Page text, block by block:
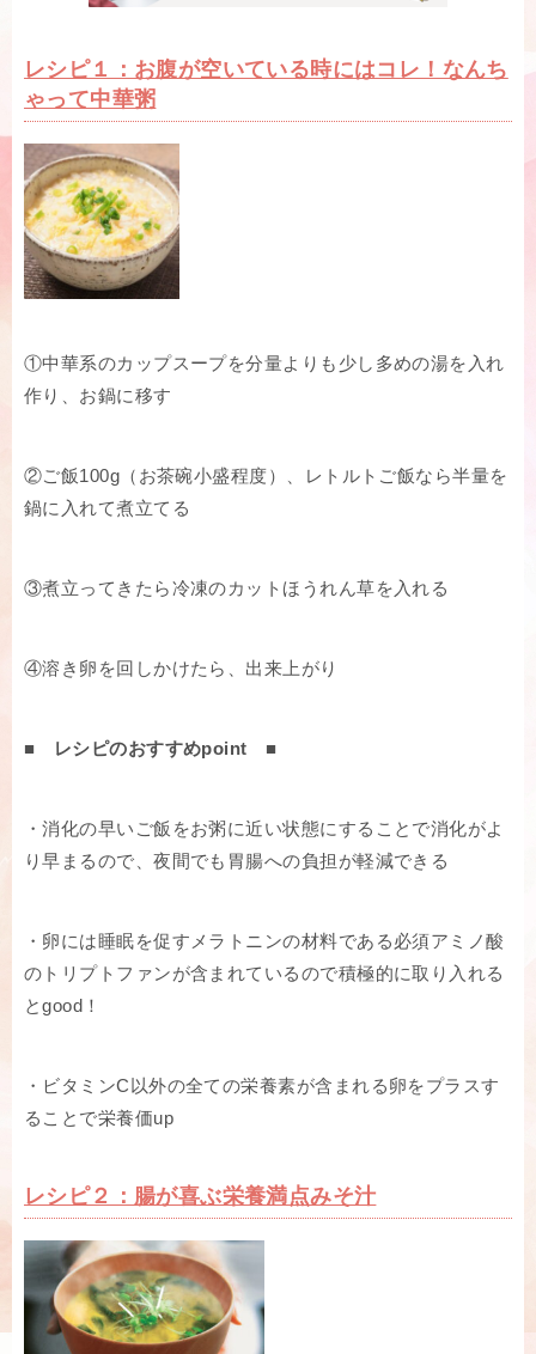
レシピ１：お腹が空いている時にはコレ！なんち
ゃって中華粥
①中華系のカップスープを分量よりも少し多めの湯を入れ
作り、お鍋に移す
②ご飯100g（お茶碗小盛程度）、レトルトご飯なら半量を
鍋に入れて煮立てる
③煮立ってきたら冷凍のカットほうれん草を入れる
④溶き卵を回しかけたら、出来上がり
■ レシピのおすすめpoint ■
・消化の早いご飯をお粥に近い状態にすることで消化がよ
り早まるので、夜間でも胃腸への負担が軽減できる
・卵には睡眠を促すメラトニンの材料である必須アミノ酸
のトリプトファンが含まれているので積極的に取り入れる
とgood！
・ビタミンC以外の全ての栄養素が含まれる卵をプラスす
ることで栄養価up
レシピ２：腸が喜ぶ栄養満点みそ汁